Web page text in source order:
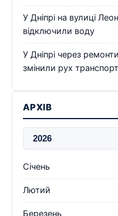
У Дніпрі на вулиці
відключили воду
У Дніпрі через
змінили рух
АРХІВ
Січень
Лютий
Березень